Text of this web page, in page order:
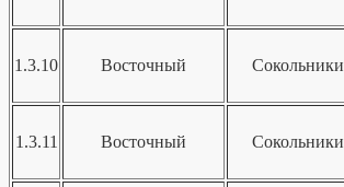
1.3.10 Восточный Сокольники
1.3.11 Восточный Сокольники